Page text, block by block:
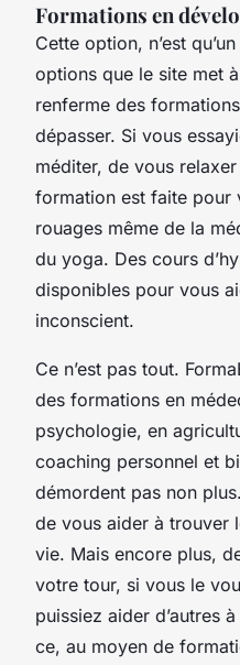
Formations en
Cette option, n’est
options que le site met
renferme des
dépasser. Si vous
méditer, de vous
formation est faite pour
rouages même de la
du yoga. Des cours
disponibles pour vous
inconscient.
Ce n’est pas tout.
des formations en
psychologie, en
coaching personnel et
démordent pas non
de vous aider à trouver
vie. Mais encore plus,
votre tour, si vous le
puissiez aider d’autres
ce, au moyen de